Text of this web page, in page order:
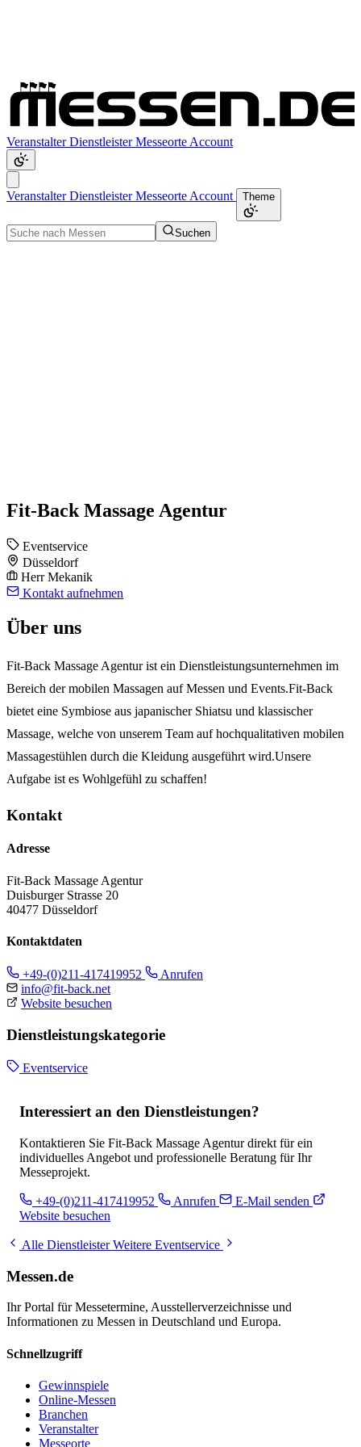
VeranstalterDienstleisterMesseorte Account
VeranstalterDienstleisterMesseorte Account Theme
Suchen
Fit-Back Massage Agentur
Eventservice
Düsseldorf
Herr Mekanik
Kontakt aufnehmen
Über uns
Fit-Back Massage Agentur ist ein Dienstleistungsunternehmen im
Bereich der mobilen Massagen auf Messen und Events.Fit-Back
bietet eine Symbiose aus japanischer Shiatsu und klassischer
Massage, welche von unserem Team auf hochqualitativen mobilen
Massagestühlen durch die Kleidung ausgeführt wird.Unsere
Aufgabe ist es Wohlgefühl zu schaffen!
Kontakt
Adresse
Fit-Back Massage Agentur
Duisburger Strasse 20
40477 Düsseldorf
Kontaktdaten
+49-(0)211-417419952
Anrufen
info@fit-back.net
Website besuchen
Dienstleistungskategorie
Eventservice
Interessiert an den Dienstleistungen?
Kontaktieren Sie Fit-Back Massage Agentur direkt für ein
individuelles Angebot und professionelle Beratung für Ihr
Messeprojekt.
+49-(0)211-417419952 Anrufen
E-Mail senden
Website besuchen
Alle DienstleisterWeitere Eventservice
Messen.de
Ihr Portal für Messetermine, Ausstellerverzeichnisse und
Informationen zu Messen in Deutschland und Europa.
Schnellzugriff
Gewinnspiele
Online-Messen
Branchen
Veranstalter
Messeorte